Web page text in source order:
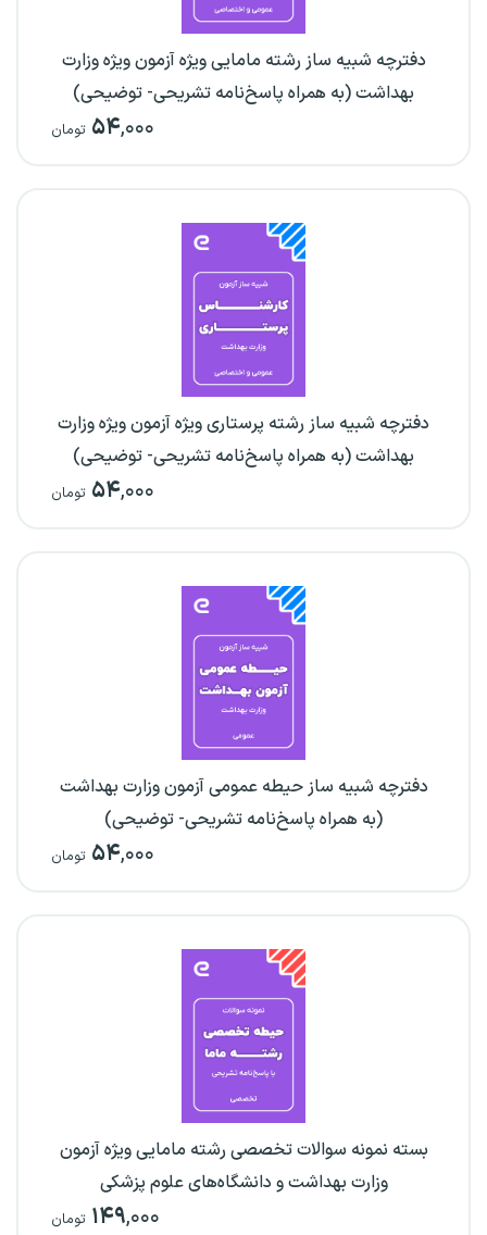
دفترچه شبیه ساز رشته مامایی ویژه آزمون ویژه وزارت
بهداشت (به همراه پاسخ‌نامه تشریحی- توضیحی)
۵۴,۰۰۰ تومان
دفترچه شبیه ساز رشته پرستاری ویژه آزمون ویژه وزارت
بهداشت (به همراه پاسخ‌نامه تشریحی- توضیحی)
۵۴,۰۰۰ تومان
دفترچه شبیه ساز حیطه عمومی آزمون وزارت بهداشت
(به همراه پاسخ‌نامه تشریحی- توضیحی)
۵۴,۰۰۰ تومان
بسته نمونه سوالات تخصصی رشته مامایی ویژه آزمون
وزارت بهداشت و دانشگاه‌های علوم پزشکی
۱۴۹,۰۰۰ تومان